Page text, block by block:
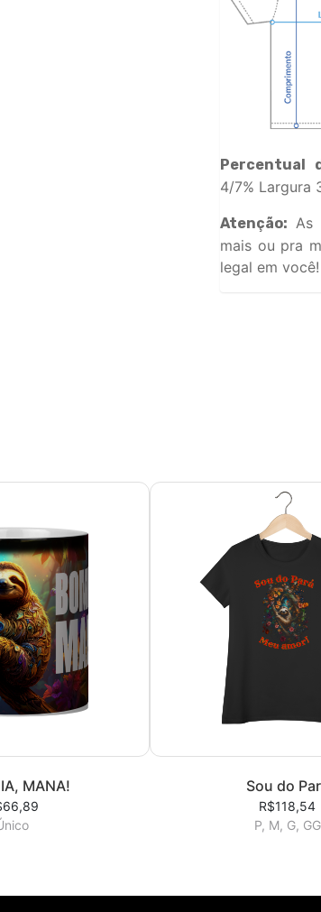
Percentual
4/7% Largura
Atenção: As
mais ou pra
legal em você!
MANA! Sou do
R$118,54
P, M, G, GG